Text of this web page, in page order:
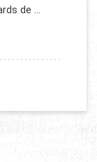
de …
TOURISME